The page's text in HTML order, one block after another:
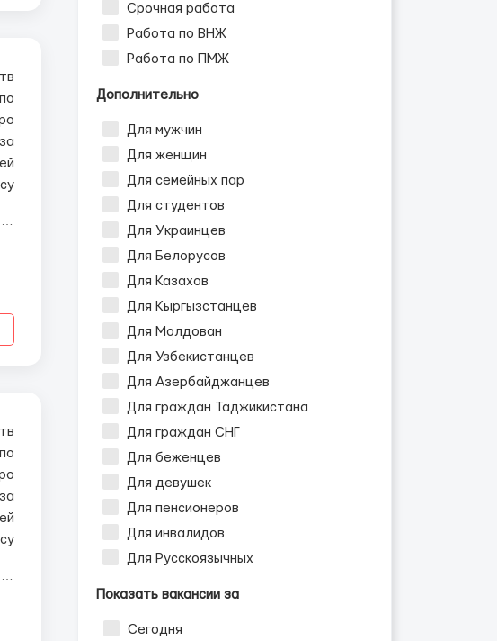
Срочная работа
Работа по ВНЖ
Работа по ПМЖ
Дополнительно
Для мужчин
Для женщин
Для семейных пар
Для студентов
Для Украинцев
Для Белорусов
Для Казахов
Для Кыргызстанцев
Для Молдован
Для Узбекистанцев
Для Азербайджанцев
Для граждан Таджикистана
Для граждан СНГ
Для беженцев
Для девушек
Для пенсионеров
Для инвалидов
Для Русскоязычных
Показать вакансии за
Сегодня